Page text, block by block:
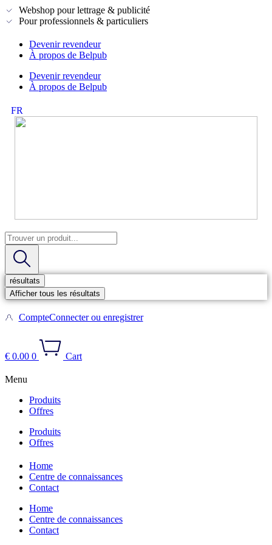
Webshop pour lettrage & publicité
Pour professionnels & particuliers
Devenir revendeur
À propos de Belpub
Devenir revendeur
À propos de Belpub
FR
NL
Search
...
résultats
Afficher tous les résultats
CompteConnecter ou enregistrer
€ 0.00 0 Cart
Menu
Produits
Offres
Produits
Offres
Home
Centre de connaissances
Contact
Home
Centre de connaissances
Contact